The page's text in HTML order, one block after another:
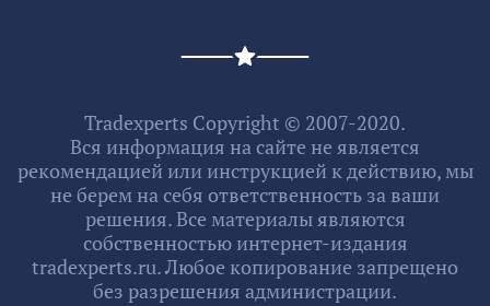
Tradexperts Copyright © 2007-2020.
Вся информация на сайте не является
рекомендацией или инструкцией к действию, мы
не берем на себя ответственность за ваши
решения. Все материалы являются
собственностью интернет-издания
tradexperts.ru. Любое копирование запрещено
без разрешения администрации.